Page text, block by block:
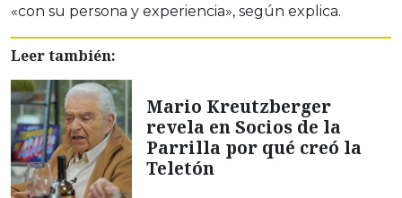
«con su persona y experiencia», según explica.
Leer también:
Mario Kreutzberger
revela en Socios de la
Parrilla por qué creó la
Teletón